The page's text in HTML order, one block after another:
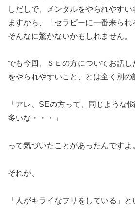
しだしで、メンタルをやられやす
ますから、「セラピーに一番来られ
そんなに驚かないかもしれません。
でも今回、ＳＥの方についてお話
をやられやすいこと、とは全く別の
「アレ、SEの方って、同じような
多いな・・・」
って気づいたことがあったんですよ
それが、
「人がキライなフリをしている」と